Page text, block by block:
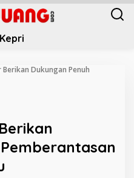
Kepri
Berikan Dukungan Penuh